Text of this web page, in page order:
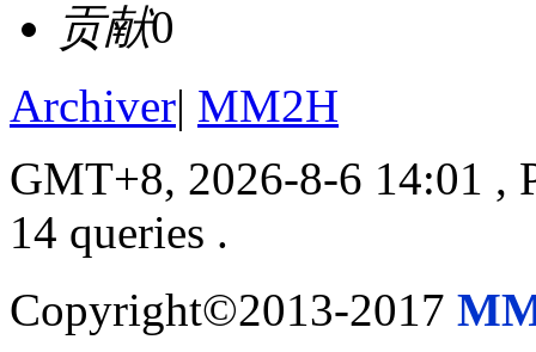
贡献0
Archiver| MM2H
GMT+8, 2026-8-6 14:01 ,
14 queries .
Copyright©2013-2017